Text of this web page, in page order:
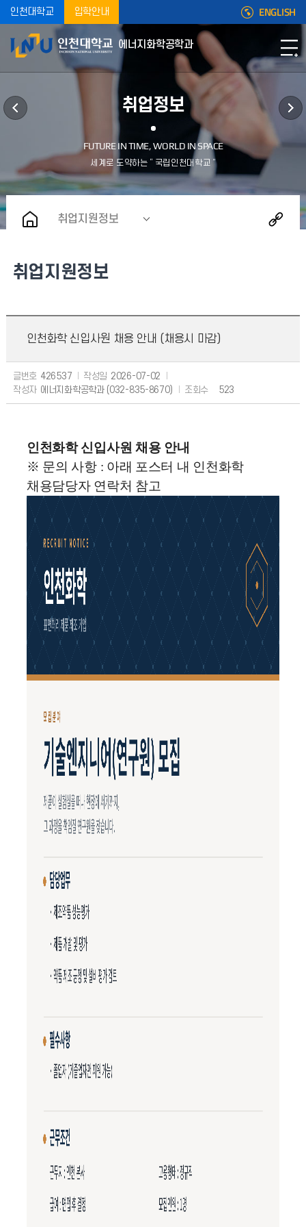
인천대학교 입학안내 ENGLISH
에너지화학공학과
취업정보
취업지원정보
취업지원정보
인천화학 신입사원 채용 안내 (채용시 마감)
글번호 426537 작성일 2026-07-02
작성자 에너지화학공학과 (032-835-8670) 조회수 523
인천화학 신입사원 채용 안내
※ 문의 사항 : 아래 포스터 내 인천화학
채용담당자 연락처 참고